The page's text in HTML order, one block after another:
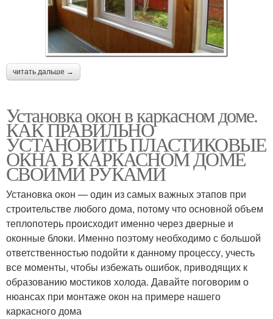
читать дальше →
Установка окон в каркасном доме.
КАК ПРАВИЛЬНО
УСТАНОВИТЬ ПЛАСТИКОВЫЕ
ОКНА В КАРКАСНОМ ДОМЕ
СВОИМИ РУКАМИ
Установка окон — один из самых важных этапов при
строительстве любого дома, потому что основной объем
теплопотерь происходит именно через дверные и
оконные блоки. Именно поэтому необходимо с большой
ответственностью подойти к данному процессу, учесть
все моменты, чтобы избежать ошибок, приводящих к
образованию мостиков холода. Давайте поговорим о
нюансах при монтаже окон на примере нашего
каркасного дома